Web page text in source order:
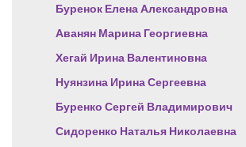
Буренок Елена Александровна
Аванян Марина Георгиевна
Хегай Ирина Валентиновна
Нуянзина Ирина Сергеевна
Буренко Сергей Владимирович
Сидоренко Наталья Николаевна